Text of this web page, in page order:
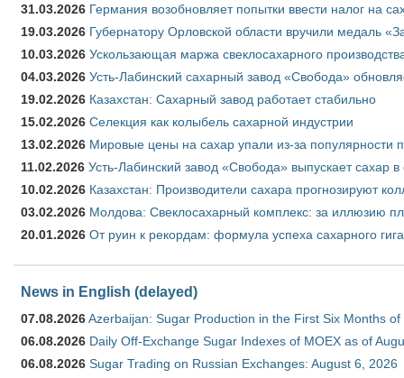
31.03.2026 Германия возобновляет попытки ввести налог на
19.03.2026 Губернатору Орловской области вручили медаль
10.03.2026 Ускользающая маржа свеклосахарного
04.03.2026 Усть-Лабинский сахарный завод «Свобода»
19.02.2026 Казахстан: Сахарный завод работает стабильно
15.02.2026 Селекция как колыбель сахарной индустрии
13.02.2026 Мировые цены на сахар упали из-за популярности
11.02.2026 Усть-Лабинский завод «Свобода» выпускает сахар в
10.02.2026 Казахстан: Производители сахара прогнозируют
03.02.2026 Молдова: Свеклосахарный комплекс: за иллюзию
20.01.2026 От руин к рекордам: формула успеха сахарного
News in English (delayed)
07.08.2026Azerbaijan: Sugar Production in the First Six Months of
06.08.2026 Daily Off-Exchange Sugar Indexes of MOEX as of
06.08.2026 Sugar Trading on Russian Exchanges: August 6, 2026